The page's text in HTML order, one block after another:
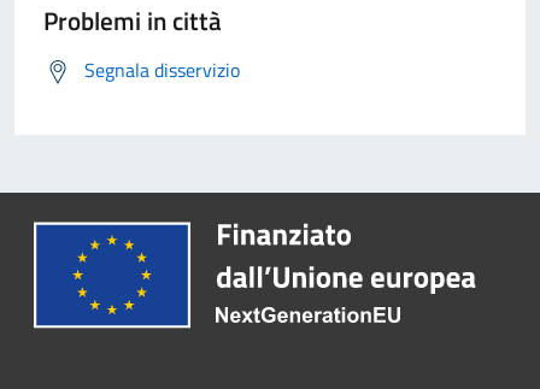
Problemi in città
Segnala disservizio